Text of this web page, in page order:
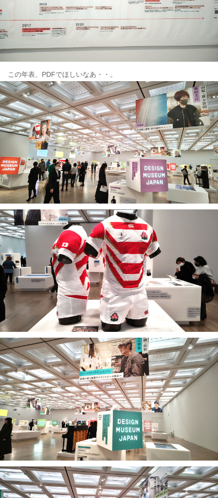
この年表、PDFでほしいなあ・・。